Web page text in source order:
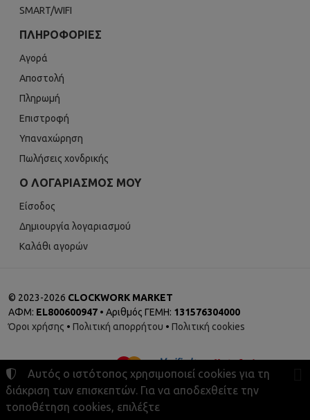
SMART/WIFI
ΠΛΗΡΟΦΟΡΊΕΣ
Αγορά
Αποστολή
Πληρωμή
Επιστροφή
Υπαναχώρηση
Πωλήσεις χονδρικής
Ο ΛΟΓΑΡΙΑΣΜΌΣ ΜΟΥ
Είσοδος
Δημιουργία λογαριασμού
Καλάθι αγορών
© 2023-2026 CLOCKWORK MARKET
ΑΦΜ: EL800600947 • Αριθμός ΓΕΜΗ: 131576304000
Όροι χρήσης • Πολιτική απορρήτου • Πολιτική cookies
Αυτός ο ιστότοπος χρησιμοποιεί cookies για τη
διάκριση των επισκεπτών. Για να αποδεχθείτε την
τοποθέτηση cookies, επιλέξτε